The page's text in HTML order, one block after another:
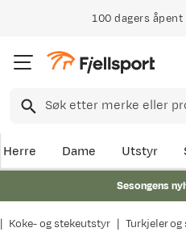
100 dagers
Herre Dame Utstyr
Sesongens
Koke- og stekeutstyr Turkjeler